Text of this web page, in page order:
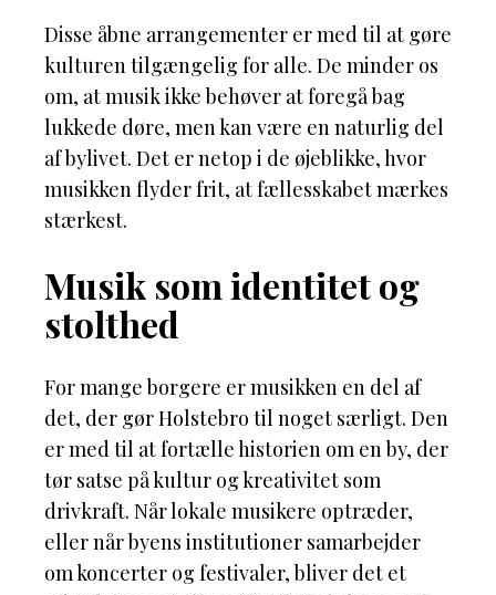
Disse åbne arrangementer er med til at gøre
kulturen tilgængelig for alle. De minder os
om, at musik ikke behøver at foregå bag
lukkede døre, men kan være en naturlig del
af bylivet. Det er netop i de øjeblikke, hvor
musikken flyder frit, at fællesskabet mærkes
stærkest.
Musik som identitet og
stolthed
For mange borgere er musikken en del af
det, der gør Holstebro til noget særligt. Den
er med til at fortælle historien om en by, der
tør satse på kultur og kreativitet som
drivkraft. Når lokale musikere optræder,
eller når byens institutioner samarbejder
om koncerter og festivaler, bliver det et